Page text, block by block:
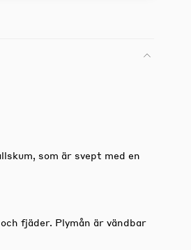
som är svept med en
fjäder. Plymån är vändbar